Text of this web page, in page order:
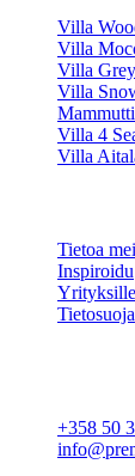
Villa
Villa
Villa Grey
Villa
Villa 4
Villa
Tietoa
Inspiroidu
Yrityksille
Tietosuoja
+358 50